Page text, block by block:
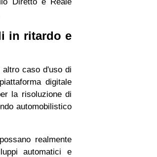
in ritardo e
caso d'uso di
digitale
la risoluzione di
automobilistico
realmente
automatici e